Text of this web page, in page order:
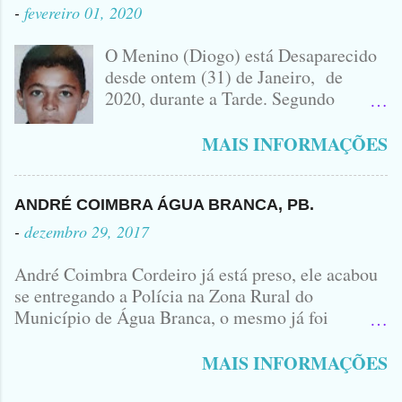
IDOMINIS FIDELIS FOTO
IDOMINIS FIDELIS VEÍCULO
ENVOLVIDO NO ACIDENTE UMA
MONTANA NA FOTO VOCÊS
PODEM OBSERVAR QUE TODAS...
- fevereiro 01, 2020
O Menino (Diogo) está Desaparecido
desde ontem (31) de Janeiro, de
2020, durante a Tarde. Segundo
Bairro Jardim Karlota, aqui em
Companhia de dois Elementos. [83]9
98356406 - Se você souber de alguma
Informação, favor avisar através deste
Luciana, ela tá Desesperada.
MAIS INFORMAÇÕES
ANDRÉ COIMBRA ÁGUA BRANCA, PB.
- dezembro 29, 2017
André Coimbra Cordeiro já está preso, ele acabou
se entregando a Polícia na Zona Rural do
Município de Água Branca, o mesmo já foi
cedo, tinha surgido a informação que, o acusado,
MAIS INFORMAÇÕES